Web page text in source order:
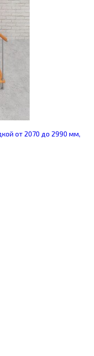
от 2070 до 2990 мм,